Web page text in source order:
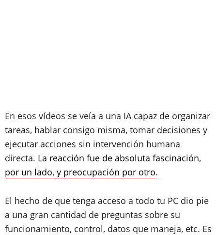
En esos vídeos se veía a una IA capaz de organizar
tareas, hablar consigo misma, tomar decisiones y
ejecutar acciones sin intervención humana
directa. La reacción fue de absoluta fascinación,
por un lado, y preocupación por otro.
El hecho de que tenga acceso a todo tu PC dio pie
a una gran cantidad de preguntas sobre su
funcionamiento, control, datos que maneja, etc. Es